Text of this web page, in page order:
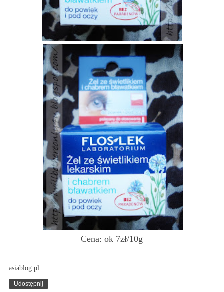
Cena: ok 7zł/10g
asiablog.pl
Udostępnij